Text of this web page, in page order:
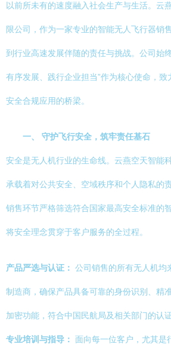
以前所未有的速度融入社会生产与生活。云
限公司，作为一家专业的智能无人飞行器销
到行业高速发展伴随的责任与挑战。公司始
有序发展、践行企业担当”作为核心使命，
安全合规应用的桥梁。
一、 守护飞行安全，筑牢责任基石
安全是无人机行业的生命线。云燕空天智能
承载着对公共安全、空域秩序和个人隐私的
销售环节严格筛选符合国家最高安全标准的
将安全理念贯穿于客户服务的全过程。
产品严选与认证： 公司销售的所有无人机均
制造商，确保产品具备可靠的身份识别、精
加密功能，符合中国民航局及相关部门的认证
专业培训与指导： 面向每一位客户，尤其是